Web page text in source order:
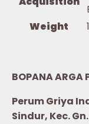
Weight
BOPANA ARGA
Perum Griya
Sindur, Kec.